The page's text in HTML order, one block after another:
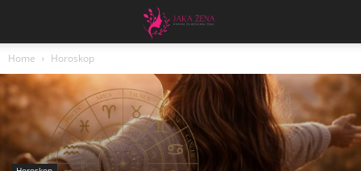
Home Horoskop